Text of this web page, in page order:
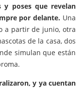
y poses que revelan
por delante. Una
a partir de junio, otra
de la casa, dos
simulan que están
, y ya cuentan